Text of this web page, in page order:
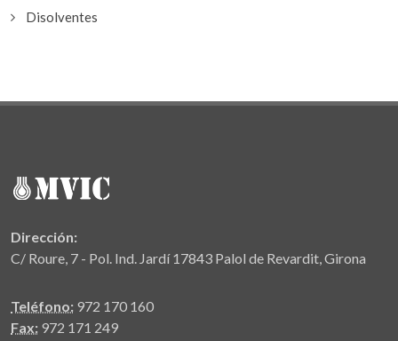
Disolventes
Dirección:
C/ Roure, 7 - Pol. Ind. Jardí 17843 Palol de Revardit, Girona
Teléfono: 972 170 160
Fax: 972 171 249